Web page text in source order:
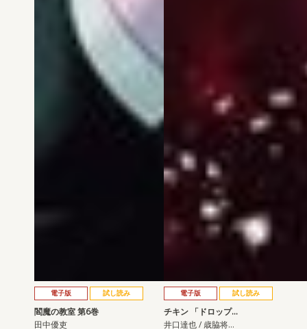
電子版 試し読み
閻魔の教室 第6巻
田中優吏
電子版 試し読み
チキン 「ドロップ…
井口達也 / 歳脇将…